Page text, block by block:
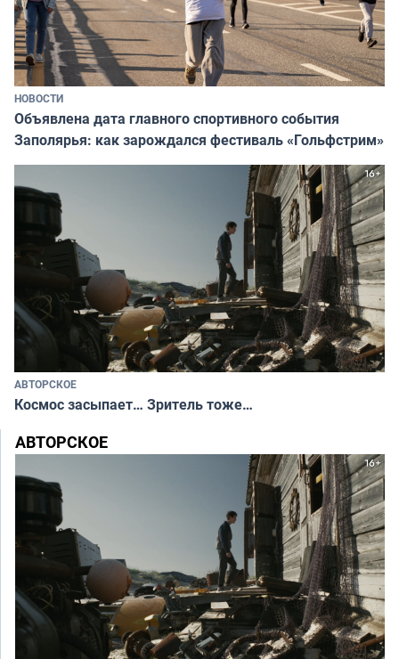
НОВОСТИ
Объявлена дата главного спортивного события
Заполярья: как зарождался фестиваль «Гольфстрим»
АВТОРСКОЕ
Космос засыпает… Зритель тоже…
АВТОРСКОЕ